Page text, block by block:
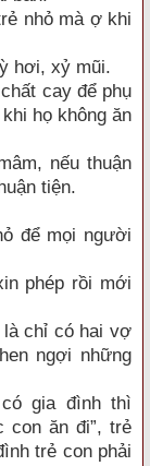
nhỏ mà ợ khi
hơi, xỷ mũi.
cay để phụ
họ không ăn
nếu thuận
tiện.
để mọi người
phép rồi mới
chỉ có hai vợ
ngợi những
gia đình thì
con ăn đi”, trẻ
trẻ con phải